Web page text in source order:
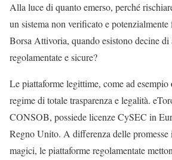
Alla luce di quanto emerso, perché
un sistema non verificato e
Borsa Attivoria, quando esistono decine di
regolamentate e sicure?
Le piattaforme legittime, come ad esempio
regime di totale trasparenza e legalità.
CONSOB, possiede licenze CySEC in
Regno Unito. A differenza delle promesse
magici, le piattaforme regolamentate